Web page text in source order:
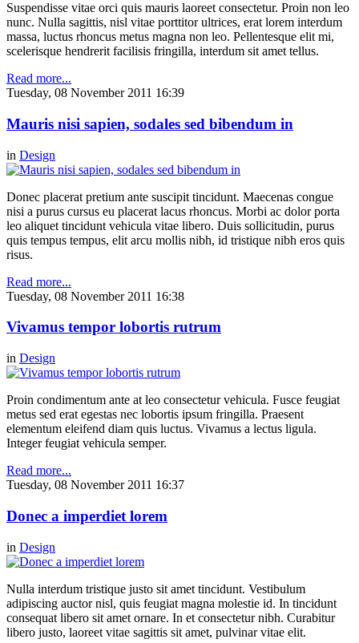
Suspendisse vitae orci quis mauris laoreet consectetur. Proin non leo
nunc. Nulla sagittis, nisl vitae porttitor ultrices, erat lorem interdum
massa, luctus rhoncus metus magna non leo. Pellentesque elit mi,
scelerisque hendrerit facilisis fringilla, interdum sit amet tellus.
Read more...
Tuesday, 08 November 2011 16:39
Mauris nisi sapien, sodales sed bibendum in
in Design
Donec placerat pretium ante suscipit tincidunt. Maecenas congue
nisi a purus cursus eu placerat lacus rhoncus. Morbi ac dolor porta
leo aliquet tincidunt vehicula vitae libero. Duis sollicitudin, purus
quis tempus tempus, elit arcu mollis nibh, id tristique nibh eros quis
risus.
Read more...
Tuesday, 08 November 2011 16:38
Vivamus tempor lobortis rutrum
in Design
Proin condimentum ante at leo consectetur vehicula. Fusce feugiat
metus sed erat egestas nec lobortis ipsum fringilla. Praesent
elementum eleifend diam quis luctus. Vivamus a lectus ligula.
Integer feugiat vehicula semper.
Read more...
Tuesday, 08 November 2011 16:37
Donec a imperdiet lorem
in Design
Nulla interdum tristique justo sit amet tincidunt. Vestibulum
adipiscing auctor nisl, quis feugiat magna molestie id. In tincidunt
consequat libero sit amet ornare. In et consectetur nibh. Curabitur
libero justo, laoreet vitae sagittis sit amet, pulvinar vitae elit.